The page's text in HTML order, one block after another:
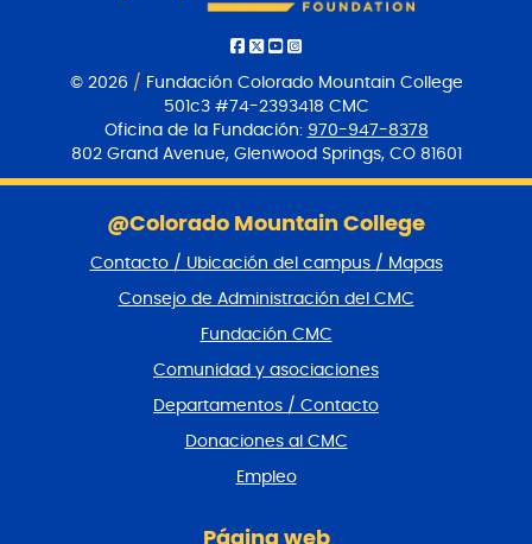
© 2026 / Fundación Colorado Mountain College
501c3 #74-2393418 CMC
Oficina de la Fundación: 970-947-8378
802 Grand Avenue, Glenwood Springs, CO 81601
@Colorado Mountain College
Contacto / Ubicación del campus / Mapas
Consejo de Administración del CMC
Fundación CMC
Comunidad y asociaciones
Departamentos / Contacto
Donaciones al CMC
Empleo
Página web